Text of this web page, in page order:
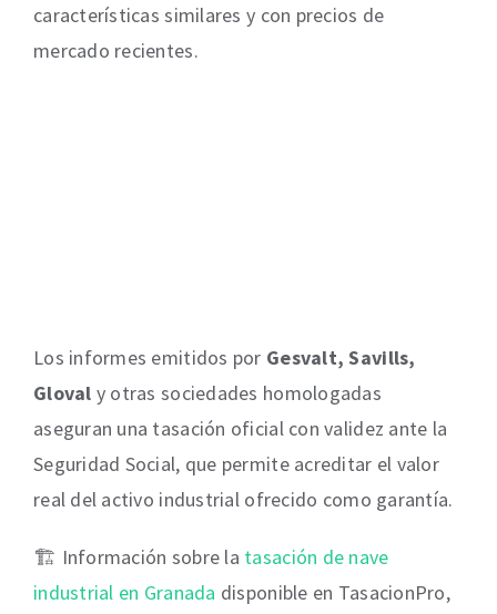
características similares y con precios de
mercado recientes.
Los informes emitidos por Gesvalt, Savills,
Gloval y otras sociedades homologadas
aseguran una tasación oficial con validez ante la
Seguridad Social, que permite acreditar el valor
real del activo industrial ofrecido como garantía.
🏗️ Información sobre la tasación de nave
industrial en Granada disponible en TasacionPro,